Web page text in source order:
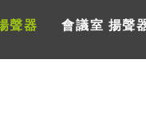
聲器 會議室 揚聲